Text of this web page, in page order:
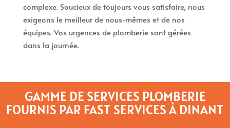
complexe. Soucieux de toujours vous satisfaire, nous
exigeons le meilleur de nous-mêmes et de nos
équipes. Vos urgences de plomberie sont gérées
dans la journée.
GAMME DE SERVICES PLOMBERIE
FOURNIS PAR FAST SERVICES À DINANT